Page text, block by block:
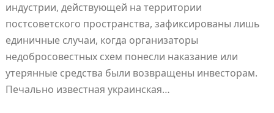
индустрии, действующей на территории
постсоветского пространства, зафиксированы лишь
единичные случаи, когда организаторы
недобросовестных схем понесли наказание или
утерянные средства были возвращены инвесторам.
Печально известная украинская…